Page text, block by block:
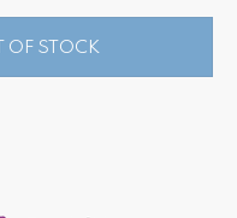
OF STOCK